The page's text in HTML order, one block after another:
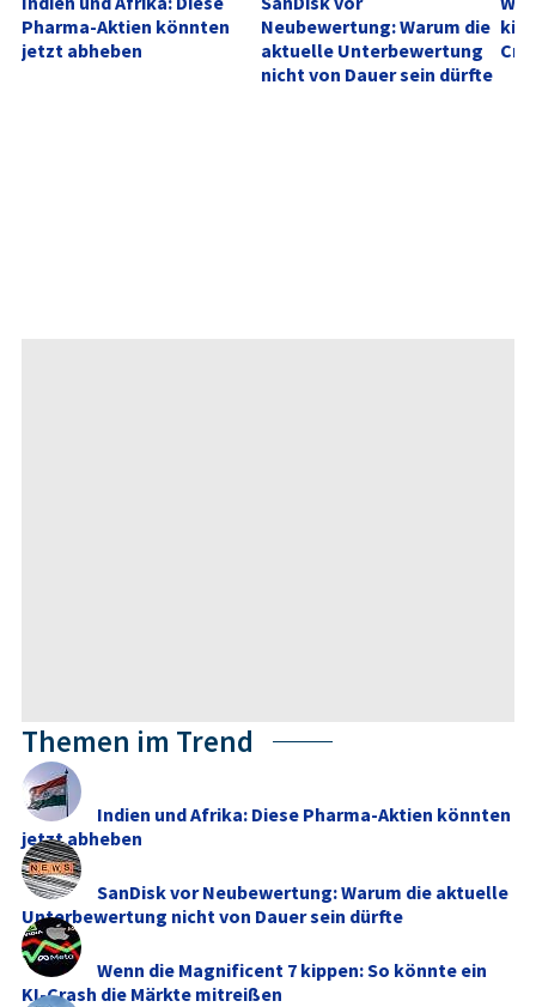
Pharma-Aktien könnten
jetzt abheben
Neubewertung: Warum die
aktuelle Unterbewertung
nicht von Dauer sein dürfte
Themen im Trend
Indien und Afrika: Diese Pharma-Aktien könnten
jetzt abheben
SanDisk vor Neubewertung: Warum die aktuelle
Unterbewertung nicht von Dauer sein dürfte
Wenn die Magnificent 7 kippen: So könnte ein
KI-Crash die Märkte mitreißen